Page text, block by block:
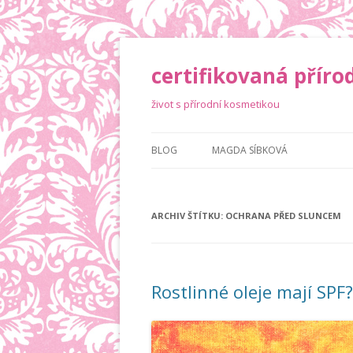
certifikovaná
život s přírodní kosmetikou
BLOG MAGDA SÍBKOVÁ
ARCHIV ŠTÍTKU: OCHRANA PŘED SLUNCEM
Rostlinné oleje mají SPF?